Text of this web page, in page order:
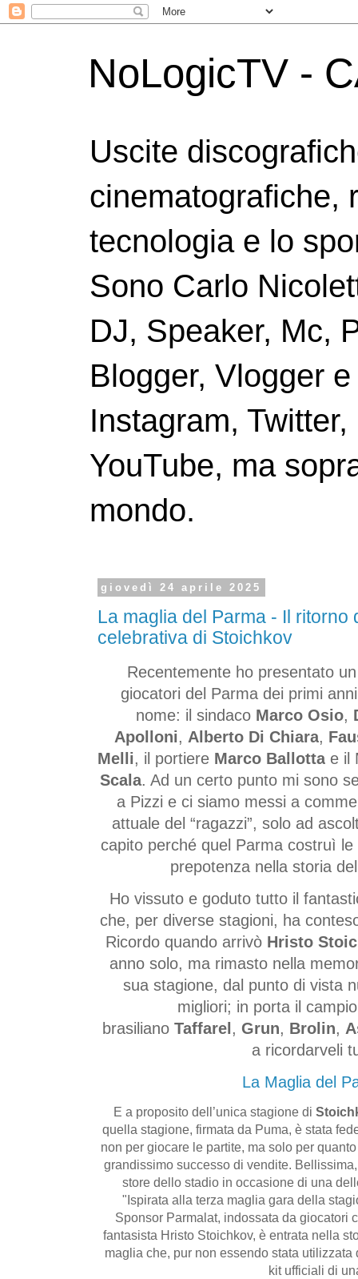
NoLogicTV -
Uscite
cinematografiche,
tecnologia e lo
Sono Carlo
DJ, Speaker, Mc,
Blogger, Vlogger
Instagram,
YouTube, ma
mondo.
giovedì 24 aprile 2025
La maglia del Parma - Il ritorno
celebrativa di Stoichkov
Recentemente ho presentato
giocatori del Parma dei primi
nome: il sindaco Marco Osio,
Apolloni, Alberto Di Chiara,
Melli, il portiere Marco Ballotta e il
Scala. Ad un certo punto mi sono
a Pizzi e ci siamo messi a
attuale del “ragazzi”, solo ad
capito perché quel Parma costruì
prepotenza nella storia
Ho vissuto e goduto tutto il
che, per diverse stagioni, ha
Ricordo quando arrivò Hristo
anno solo, ma rimasto nella
sua stagione, dal punto di vista
migliori; in porta il
brasiliano Taffarel , Grun, Brolin,
a ricordarveli
La Maglia del
E a proposito dell’unica stagione di
quella stagione, firmata da Puma, è stata
non per giocare le partite, ma solo per
grandissimo successo di vendite.
store dello stadio in occasione di una
"Ispirata alla terza maglia gara della
Sponsor Parmalat, indossata da giocatori
fantasista Hristo Stoichkov, è entrata nella
maglia che, pur non essendo stata
kit ufficiali di